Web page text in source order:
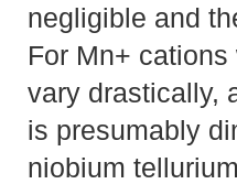
negligible and
For Mn+
vary drastically,
is presumably
niobium